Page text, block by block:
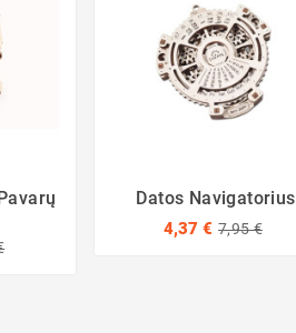
Datos Navigatorius
4,37 € 7,95 €